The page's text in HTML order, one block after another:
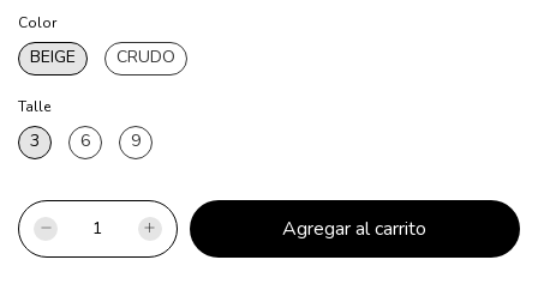
Color
BEIGE CRUDO
Talle
3 6 9